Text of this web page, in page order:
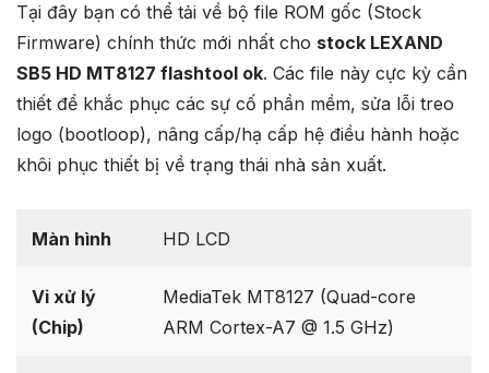
Tại đây bạn có thể tải về bộ file ROM gốc (Stock
Firmware) chính thức mới nhất cho stock LEXAND
SB5 HD MT8127 flashtool ok. Các file này cực kỳ cần
thiết để khắc phục các sự cố phần mềm, sửa lỗi treo
logo (bootloop), nâng cấp/hạ cấp hệ điều hành hoặc
khôi phục thiết bị về trạng thái nhà sản xuất.
Màn hình HD LCD
Vi xử lý
(Chip)
MediaTek MT8127 (Quad-core
ARM Cortex-A7 @ 1.5 GHz)